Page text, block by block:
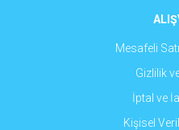
Mesafeli
Gizlilik
İptal ve
Kişisel